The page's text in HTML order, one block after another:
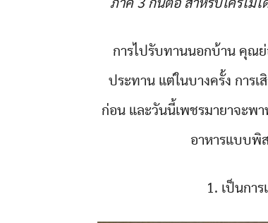
ภาค 3 กันต่อ สำหรับใครไม่
การไปรับทานนอกบ้าน คุณ
ประทาน แต่ในบางครั้ง การเ
ก่อน และวันนี้เพชรมายาจะพ
อาหารแบบพิ
1. เป็นกา